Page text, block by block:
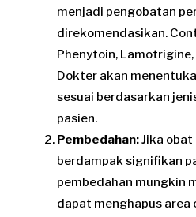
menjadi pengobatan
direkomendasikan.
Phenytoin,
Dokter akan
sesuai berdasarkan
pasien.
Pembedahan:Jika
berdampak signifikan
pembedahan mungkin
dapat menghapus area